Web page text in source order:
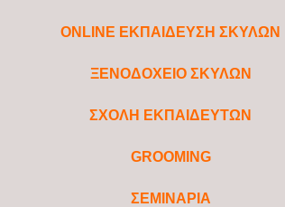
ONLINE ΕΚΠΑΙΔΕΥΣΗ ΣΚΥΛΩΝ
ΞΕΝΟΔΟΧΕΙΟ ΣΚΥΛΩΝ
ΣΧΟΛΗ ΕΚΠΑΙΔΕΥΤΩΝ
GROOMING
ΣΕΜΙΝΑΡΙΑ